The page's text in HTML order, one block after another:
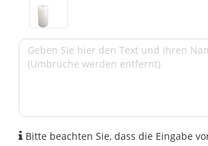
Bitte beachten Sie, dass die Eingabe